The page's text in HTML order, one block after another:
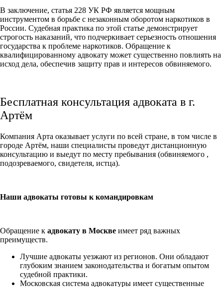
В заключение, статья 228 УК РФ является мощным
инструментом в борьбе с незаконным оборотом наркотиков в
России. Судебная практика по этой статье демонстрирует
строгость наказаний, что подчеркивает серьезность отношения
государства к проблеме наркотиков. Обращение к
квалифицированному адвокату может существенно повлиять на
исход дела, обеспечив защиту прав и интересов обвиняемого.
Бесплатная консультация адвоката в г.
Артём
Компания Арта оказывает услуги по всей стране, в том числе в
городе Артём, наши специалисты проведут дистанционную
консультацию и выедут по месту пребывания (обвиняемого ,
подозреваемого, свидетеля, истца).
Наши адвокаты готовы к командировкам
Обращение к адвокату в Москве имеет ряд важных
преимуществ.
Лучшие адвокаты уезжают из регионов. Они обладают
глубоким знанием законодательства и богатым опытом
судебной практики.
Московская система адвокатуры имеет существенные